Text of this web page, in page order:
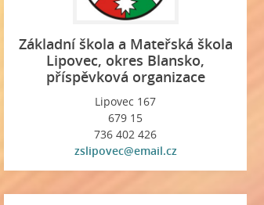
Základní škola a Mateřská škola
Lipovec, okres Blansko,
příspěvková organizace
Lipovec 167
679 15
736 402 426
zslipovec@email.cz